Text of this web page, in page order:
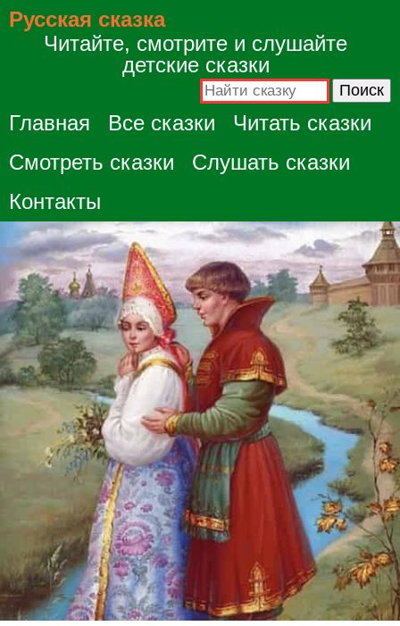
Русская сказка
Читайте, смотрите и слушайте
детские сказки
Главная Все сказки
Читать сказки
Смотреть сказки
Слушать сказки
Контакты